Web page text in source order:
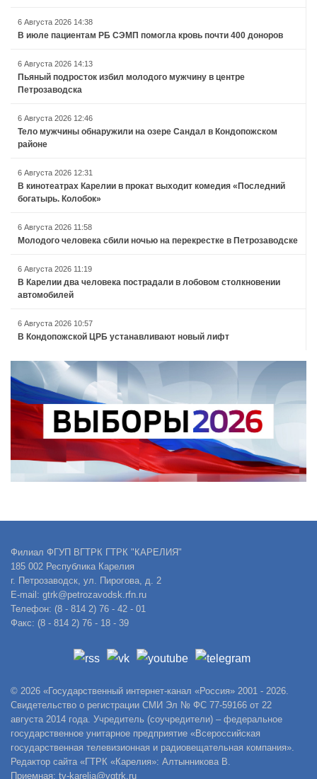
6 Августа 2026 14:38
В июле пациентам РБ СЭМП помогла кровь почти 400 доноров
6 Августа 2026 14:13
Пьяный подросток избил молодого мужчину в центре
Петрозаводска
6 Августа 2026 12:46
Тело мужчины обнаружили на озере Сандал в Кондопожском
районе
6 Августа 2026 12:31
В кинотеатрах Карелии в прокат выходит комедия «Последний
богатырь. Колобок»
6 Августа 2026 11:58
Молодого человека сбили ночью на перекрестке в Петрозаводске
6 Августа 2026 11:19
В Карелии два человека пострадали в лобовом столкновении
автомобилей
6 Августа 2026 10:57
В Кондопожской ЦРБ устанавливают новый лифт
Филиал ФГУП ВГТРК ГТРК "КАРЕЛИЯ"
185 002 Республика Карелия
г. Петрозаводск, ул. Пирогова, д. 2
E-mail: gtrk@petrozavodsk.rfn.ru
Телефон: (8 - 814 2) 76 - 42 - 01
Факс: (8 - 814 2) 76 - 18 - 39
© 2026 «Государственный интернет-канал «Россия» 2001 - 2026.
Свидетельство о регистрации СМИ Эл № ФС 77-59166 от 22
августа 2014 года. Учредитель (соучредители) – федеральное
государственное унитарное предприятие «Всероссийская
государственная телевизионная и радиовещательная компания».
Редактор сайта «ГТРК «Карелия»: Алтынникова В.
Приемная: tv-karelia@vgtrk.ru